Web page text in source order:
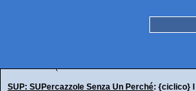
SUP: SUPercazzole Senza Un Perché: {ciclico} I